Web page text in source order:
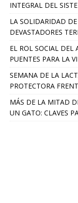
INTEGRAL DEL
LA SOLIDARIDAD
DEVASTADORES
EL ROL SOCIAL DEL
PUENTES PARA LA
SEMANA DE LA
PROTECTORA
MÁS DE LA MITAD
UN GATO: CLAVES